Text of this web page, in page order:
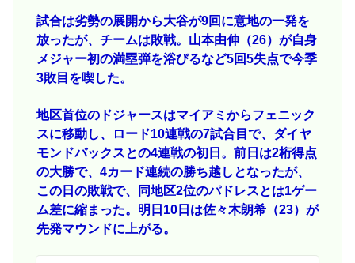
試合は劣勢の展開から大谷が9回に意地の一発を
放ったが、チームは敗戦。山本由伸（26）が自身
メジャー初の満塁弾を浴びるなど5回5失点で今季
3敗目を喫した。
地区首位のドジャースはマイアミからフェニック
スに移動し、ロード10連戦の7試合目で、ダイヤ
モンドバックスとの4連戦の初日。前日は2桁得点
の大勝で、4カード連続の勝ち越しとなったが、
この日の敗戦で、同地区2位のパドレスとは1ゲー
ム差に縮まった。明日10日は佐々木朗希（23）が
先発マウンドに上がる。